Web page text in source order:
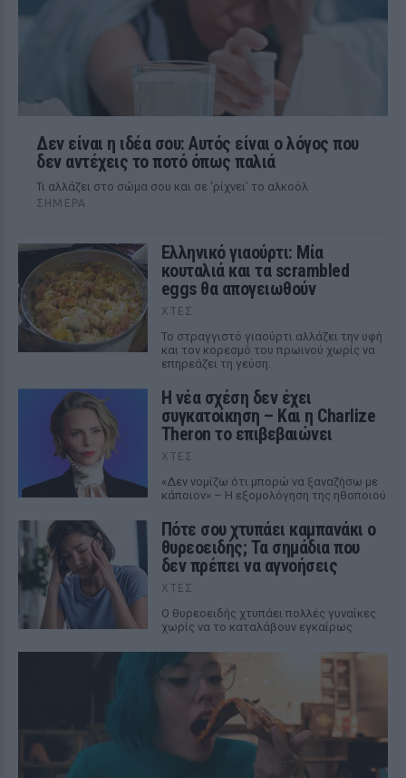
Δεν είναι η ιδέα σου: Αυτός είναι ο λόγος που
δεν αντέχεις το ποτό όπως παλιά
Τι αλλάζει στο σώμα σου και σε ‘ρίχνει’ το αλκοόλ
ΣΉΜΕΡΑ
Ελληνικό γιαούρτι: Μία
κουταλιά και τα scrambled
eggs θα απογειωθούν
ΧΤΕΣ
Το στραγγιστό γιαούρτι αλλάζει την υφή
και τον κορεσμό του πρωινού χωρίς να
επηρεάζει τη γεύση.
Η νέα σχέση δεν έχει
συγκατοίκηση – Και η Charlize
Theron το επιβεβαιώνει
ΧΤΕΣ
«Δεν νομίζω ότι μπορώ να ξαναζήσω με
κάποιον» – Η εξομολόγηση της ηθοποιού
Πότε σου χτυπάει καμπανάκι ο
θυρεοειδής; Τα σημάδια που
δεν πρέπει να αγνοήσεις
ΧΤΕΣ
Ο θυρεοειδής χτυπάει πολλές γυναίκες
χωρίς να το καταλάβουν εγκαίρως